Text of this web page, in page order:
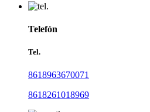
Telefón
Tel.
8618963670071
8618261018969